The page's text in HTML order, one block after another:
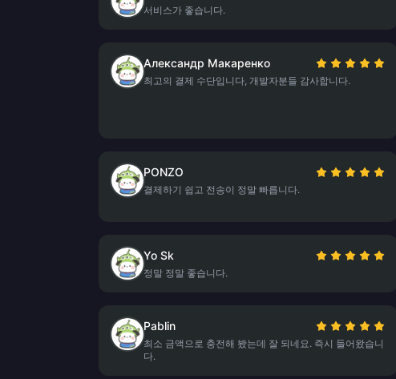
서비스가 좋습니다.
Александр Макаренко
최고의 결제 수단입니다, 개발자분들 감사합니다.
PONZO
결제하기 쉽고 전송이 정말 빠릅니다.
Yo Sk
정말 정말 좋습니다.
Pablin
최소 금액으로 충전해 봤는데 잘 되네요. 즉시 들어왔습니
다.